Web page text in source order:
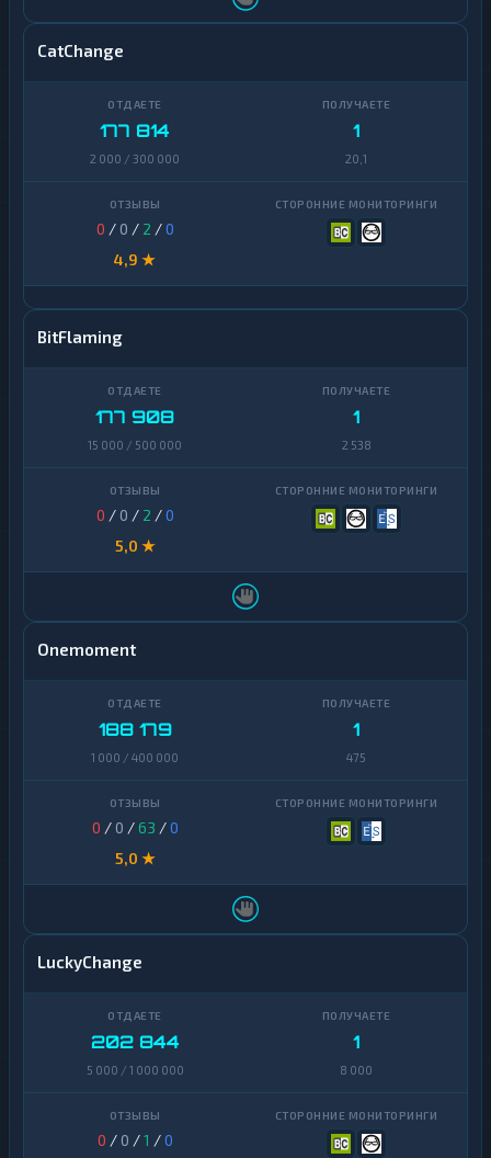
CatChange
177 814
2 000 / 300 000
1
20,1
0 / 0 / 2 /0
4,9 ★
BitFlaming
177 908
15 000 / 500 000
1
2 538
0 / 0 / 2 /0
5,0 ★
Onemoment
188 179
1 000 / 400 000
1
475
0 / 0 /63 /0
5,0 ★
LuckyChange
202 844
5 000 / 1 000 000
1
8 000
0 / 0 /1 /0